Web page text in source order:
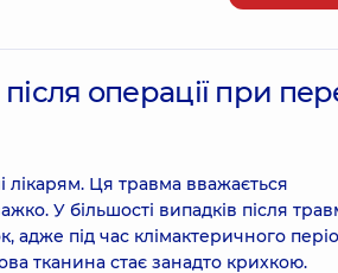
операції при
Ця травма вважається
У більшості випадків після
адже під час клімактеричного
тканина стає занадто крихкою.